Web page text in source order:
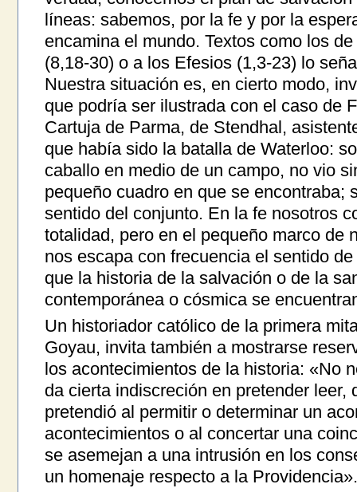
líneas: sabemos, por la fe y por la
encamina el mundo. Textos como los
(8,18-30) o a los Efesios (1,3-23) lo
Nuestra situación es, en cierto modo,
que podría ser ilustrada con el caso de
Cartuja de Parma, de Stendhal,
que había sido la batalla de Waterloo:
caballo en medio de un campo, no vio
pequeño cuadro en que se encontraba;
sentido del conjunto. En la fe nosotros
totalidad, pero en el pequeño marco de
nos escapa con frecuencia el sentido
que la historia de la salvación o de la
contemporánea o cósmica se
Un historiador católico de la primera
Goyau, invita también a mostrarse
los acontecimientos de la historia: «No
da cierta indiscreción en pretender leer,
pretendió al permitir o determinar un
acontecimientos o al concertar una
se asemejan a una intrusión en los
un homenaje respecto a la Providencia».